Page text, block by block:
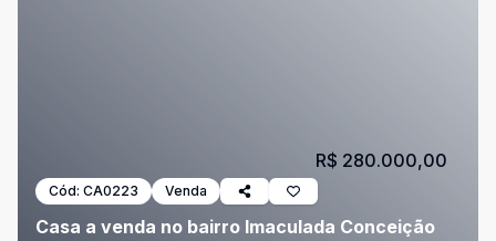
Cód: CA0223 Venda
Casa a venda no bairro Imaculada Conceição
R$ 280.000,00